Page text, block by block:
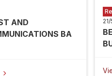
AND
BA
